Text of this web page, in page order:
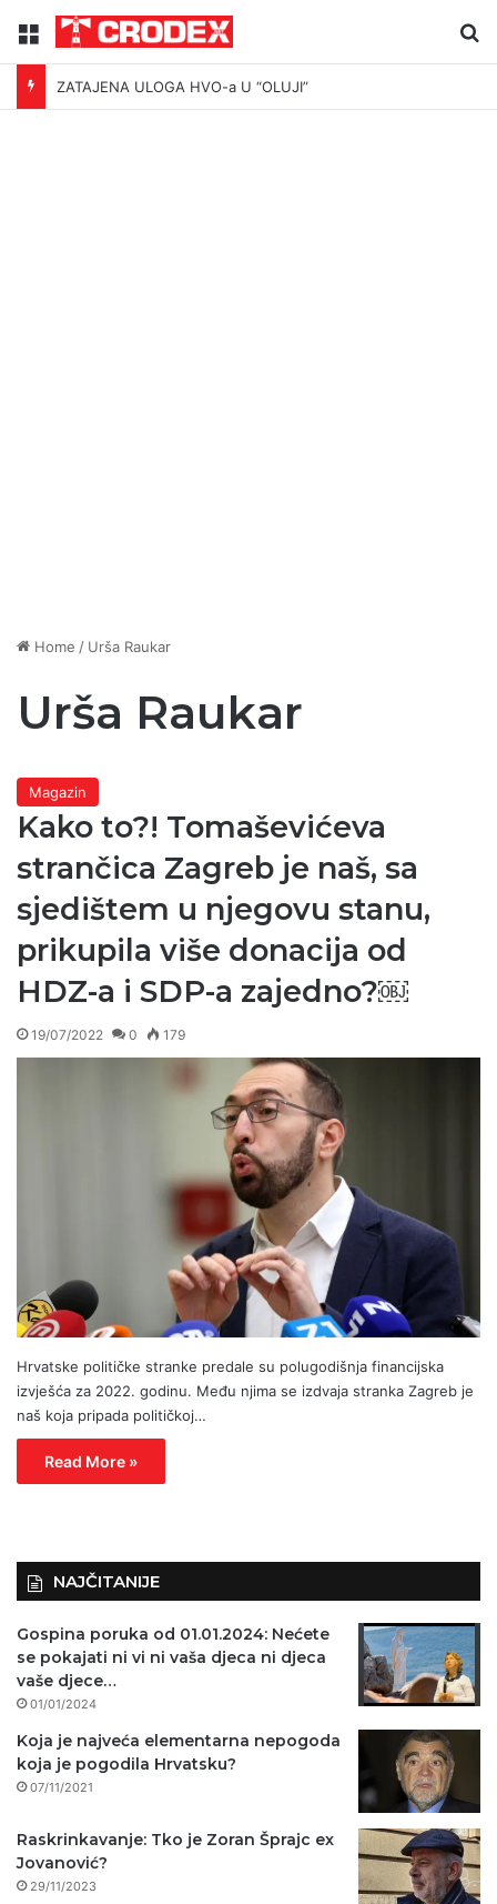
Menu
ZATAJENA ULOGA HVO-a U “OLUJI”
Home / Urša Raukar
Urša Raukar
Magazin
Kako to?! Tomaševićeva
strančica Zagreb je naš, sa
sjedištem u njegovu stanu,
prikupila više donacija od
HDZ-a i SDP-a zajedno?￼
19/07/2022 0 179
Hrvatske političke stranke predale su polugodišnja financijska
izvješća za 2022. godinu. Među njima se izdvaja stranka Zagreb je
naš koja pripada političkoj…
Read More »
NAJČITANIJE
Gospina poruka od 01.01.2024: Nećete
se pokajati ni vi ni vaša djeca ni djeca
vaše djece…
01/01/2024
Koja je najveća elementarna nepogoda
koja je pogodila Hrvatsku?
07/11/2021
Raskrinkavanje: Tko je Zoran Šprajc ex
Jovanović?
29/11/2023